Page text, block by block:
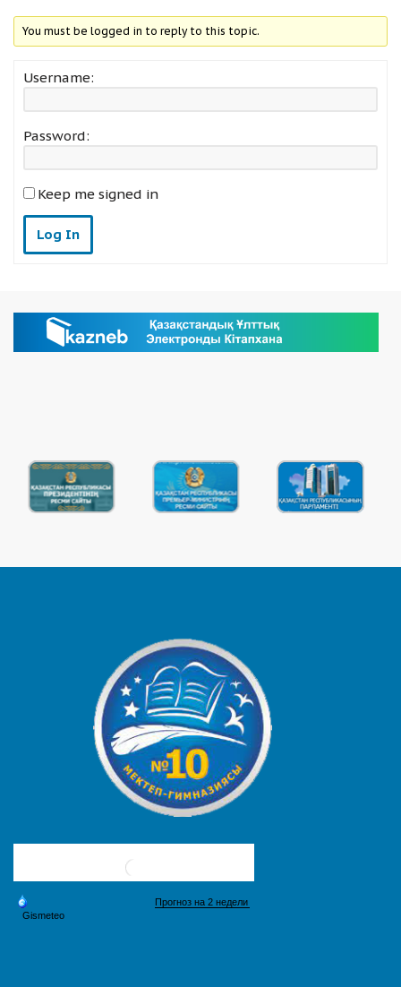
You must be logged in to reply to this topic.
Username:
Password:
Keep me signed in
Log In